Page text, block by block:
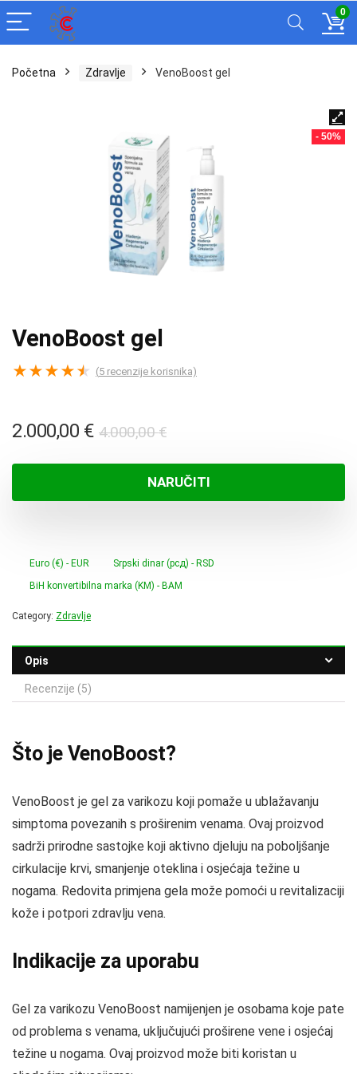
0
Početna Zdravlje VenoBoost gel
- 50%
VenoBoost gel
★★★★★ (5 recenzije korisnika)
4.000,00€Izvorna
bila
je:
2.000,00 €
Trenutna
je:
2.000,00 €.
NARUČITI
Euro (€) - EUR
Srpski dinar (рсд) - RSD
BiH konvertibilna marka (KM) - BAM
Category: Zdravlje
Opis
Recenzije (5)
Što je VenoBoost?
VenoBoost je gel za varikozu koji pomaže u ublažavanju
simptoma povezanih s proširenim venama. Ovaj proizvod
sadrži prirodne sastojke koji aktivno djeluju na poboljšanje
cirkulacije krvi, smanjenje oteklina i osjećaja težine u
nogama. Redovita primjena gela može pomoći u revitalizaciji
kože i potpori zdravlju vena.
Indikacije za uporabu
Gel za varikozu VenoBoost namijenjen je osobama koje pate
od problema s venama, uključujući proširene vene i osjećaj
težine u nogama. Ovaj proizvod može biti koristan u